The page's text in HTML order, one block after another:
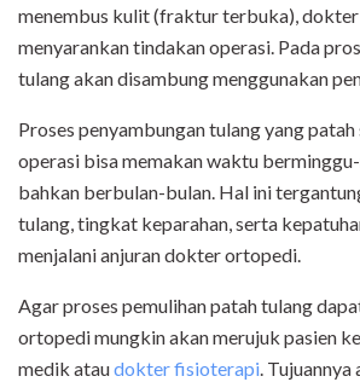
menembus kulit (fraktur terbuka),
menyarankan tindakan operasi. Pada
tulang akan disambung menggunakan
Proses penyambungan tulang yang
operasi bisa memakan waktu
bahkan berbulan-bulan. Hal ini
tulang, tingkat keparahan, serta
menjalani anjuran dokter ortopedi.
Agar proses pemulihan patah tulang
ortopedi mungkin akan merujuk pasien
medik ataudokter fisioterapi. Tujuannya